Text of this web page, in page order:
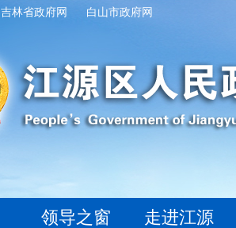
吉林省政府网 白山市政府网
领导之窗 走进江源